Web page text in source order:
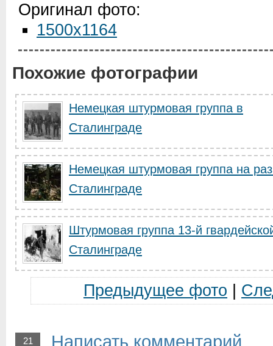
Оригинал фото:
1500x1164
Похожие фотографии
Немецкая штурмовая группа в
Сталинграде
Немецкая штурмовая группа на
Сталинграде
Штурмовая группа 13-й
Сталинграде
Предыдущее фото
21 Написать комментарий